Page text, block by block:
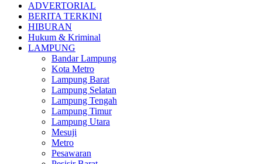
ADVERTORIAL
BERITA TERKINI
HIBURAN
Hukum & Kriminal
LAMPUNG
Bandar Lampung
Kota Metro
Lampung Barat
Lampung Selatan
Lampung Tengah
Lampung Timur
Lampung Utara
Mesuji
Metro
Pesawaran